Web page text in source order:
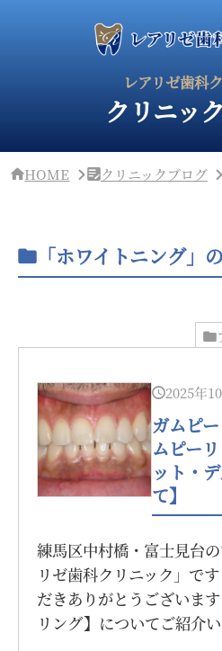
ク
レアリゼ歯科
クリニッ
HOME クリニックブログ
「ホワイトニング」
2025年
ガムピ
ムピー
ット・
て】
練馬区中村橋・富士見台
リゼ歯科クリニック」で
だきありがとうございま
リング】についてご紹介